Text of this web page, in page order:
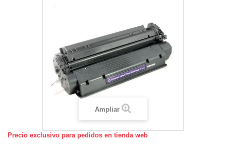
Ampliar
Precio exclusivo para pedidos en tienda web